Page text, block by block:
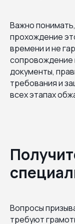
Важно
прохождение
времени и не
сопровождение
документы,
требования и
всех этапах
Вопросы
требуют